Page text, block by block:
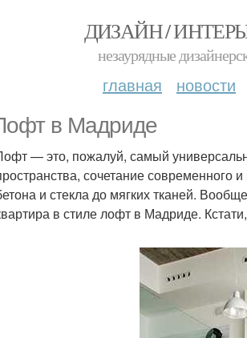
ДИЗАЙН /
незаурядные
главная новости
в Мадриде
— это, пожалуй, самый
сочетание современного
и стекла до мягких тканей.
в стиле лофт в Мадриде.